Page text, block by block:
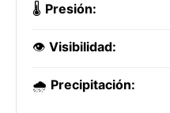
🌡️ Presión:
👁️ Visibilidad:
🌧️ Precipitación: